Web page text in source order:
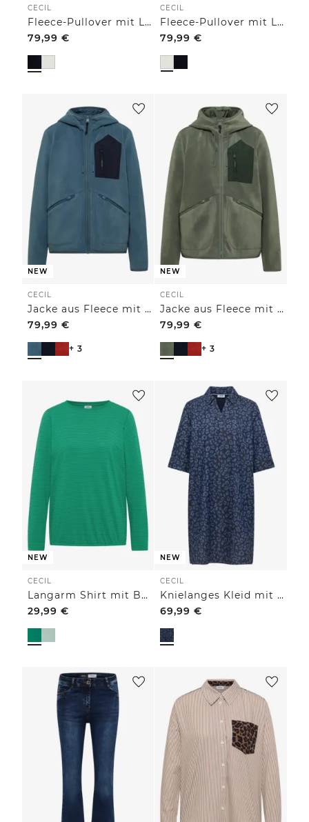
CECIL
Fleece-Pullover mit Leo-Details
79,99 €
CECIL
Fleece-Pullover mit Leo-Details
79,99€
NEW
CECIL
Jacke aus Fleece mit Kapuze
79,99 €
+ 3
NEW
CECIL
Jacke aus Fleece mit Kapuze
79,99€
+ 3
NEW
CECIL
Langarm Shirt mit Boat Neck und Streifen
29,99 €
NEW
CECIL
Knielanges Kleid mit Leo-Muster
69,99€